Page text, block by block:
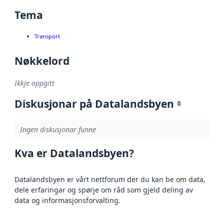
Tema
Transport
Nøkkelord
Ikkje oppgitt
Diskusjonar på Datalandsbyen 0
Ingen diskusjonar funne
Kva er Datalandsbyen?
Datalandsbyen er vårt nettforum der du kan be om data,
dele erfaringar og spørje om råd som gjeld deling av
data og informasjonsforvalting.